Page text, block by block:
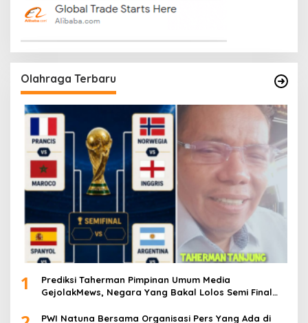
Olahraga Terbaru
1
Prediksi Taherman Pimpinan Umum Media
GejolakMews, Negara Yang Bakal Lolos Semi Final
PWI Natuna Bersama Organisasi Pers Yang Ada di